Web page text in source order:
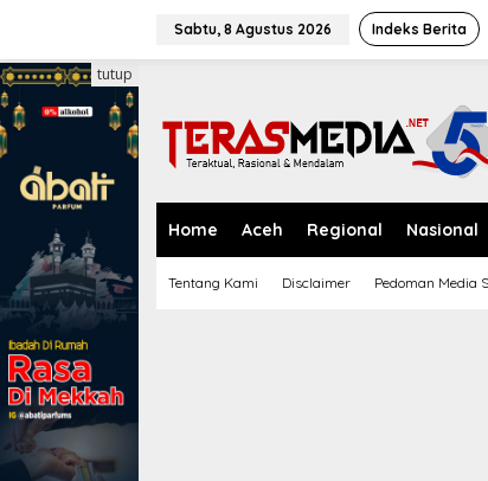
a
t
i
k
e
Sabtu, 8 Agustus 2026 Indeks Berita
Home Aceh Regional Nasional
Tentang Kami Disclaimer Pedoman Media
tutup